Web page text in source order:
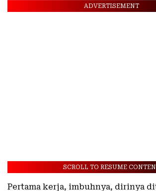
ADVERTISEMENT
SCROLL TO RESUME
Pertama kerja, imbuhnya, dirinya